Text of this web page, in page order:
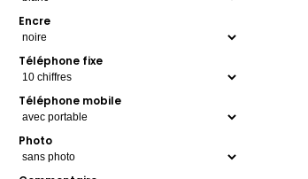
Encre
Téléphone fixe
Téléphone mobile
Photo